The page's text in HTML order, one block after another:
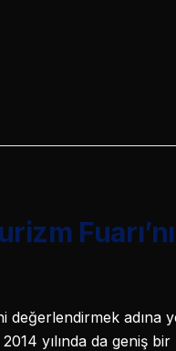
Fuarı’nı
değerlendirmek adına
yılında da geniş bir